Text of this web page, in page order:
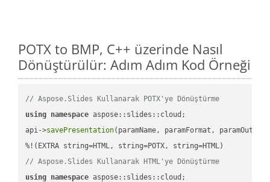
POTX to BMP, C++ üzerinde Nasıl
Dönüştürülür: Adım Adım Kod Örneği
// Aspose.Slides Kullanarak POTX'ye Dönüştürme
using namespace aspose::slides::cloud;
api->savePresentation(paramName, paramFormat,
// Aspose.Slides Kullanarak HTML'ye Dönüştürme
using namespace aspose::slides::cloud;